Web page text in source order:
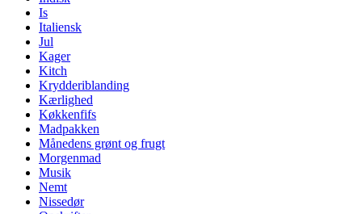
Is
Italiensk
Jul
Kager
Kitch
Krydderiblanding
Kærlighed
Køkkenfifs
Madpakken
Månedens grønt og frugt
Morgenmad
Musik
Nemt
Nissedør